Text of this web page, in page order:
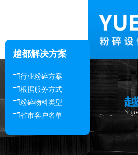
越都解决方案
🗂️行业粉碎方案
🗂️根据服务方式
🗂️粉碎物料类型
🗂️省市客户名单